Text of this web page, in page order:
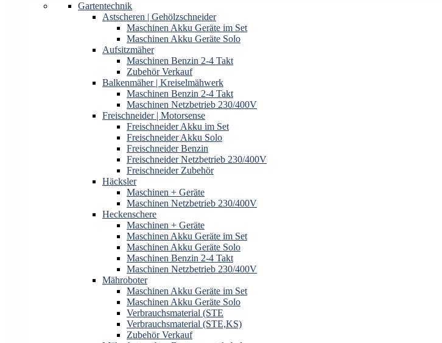
Gartentechnik
Astscheren | Gehölzschneider
Maschinen Akku Geräte im Set
Maschinen Akku Geräte Solo
Aufsitzmäher
Maschinen Benzin 2-4 Takt
Zubehör Verkauf
Balkenmäher | Kreiselmähwerk
Maschinen Benzin 2-4 Takt
Maschinen Netzbetrieb 230/400V
Freischneider | Motorsense
Freischneider Akku im Set
Freischneider Akku Solo
Freischneider Benzin
Freischneider Netzbetrieb 230/400V
Freischneider Zubehör
Häcksler
Maschinen + Geräte
Maschinen Netzbetrieb 230/400V
Heckenschere
Maschinen + Geräte
Maschinen Akku Geräte im Set
Maschinen Akku Geräte Solo
Maschinen Benzin 2-4 Takt
Maschinen Netzbetrieb 230/400V
Mähroboter
Maschinen Akku Geräte im Set
Maschinen Akku Geräte Solo
Verbrauchsmaterial (STE
Verbrauchsmaterial (STE,KS)
Zubehör Verkauf